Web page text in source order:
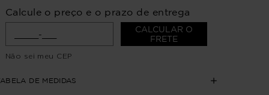
Calcule o preço e o prazo de entrega
CALCULAR O
FRETE
Não sei meu CEP
DE MEDIDAS